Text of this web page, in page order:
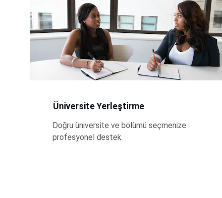
Üniversite Yerleştirme
Doğru üniversite ve bölümü seçmenize
profesyonel destek.